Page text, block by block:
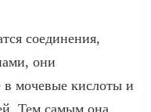
соединения,
они
в мочевые кислоты и
Тем самым она